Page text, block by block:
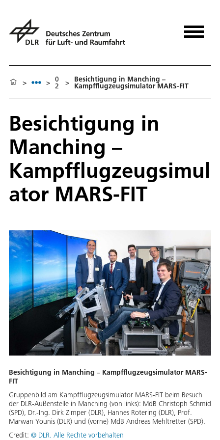
> > 0
2 > Besichtigung in Manching –
Kampfflugzeugsimulator MARS-FIT
Besichtigung in
Manching –
Kampfflugzeugsimul
ator MARS-FIT
Besichtigung in Manching – Kampfflugzeugsimulator MARS-
FIT
Gruppenbild am Kampfflugzeugsimulator MARS-FIT beim Besuch
der DLR-Außenstelle in Manching (von links): MdB Christoph Schmid
(SPD), Dr.-Ing. Dirk Zimper (DLR), Hannes Rotering (DLR), Prof.
Marwan Younis (DLR) und (vorne) MdB Andreas Mehltretter (SPD).
Credit: © DLR. Alle Rechte vorbehalten